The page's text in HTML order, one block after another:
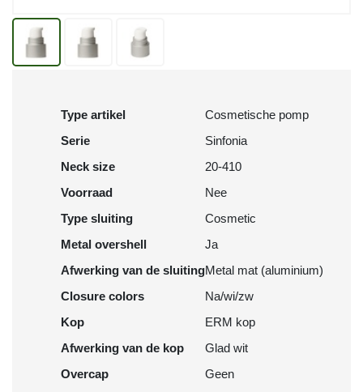
Type artikel
Cosmetische pomp
Serie
Sinfonia
Neck size
20-410
Voorraad
Nee
Type sluiting
Cosmetic
Metal overshell
Ja
Afwerking van de sluitingMetal mat (aluminium)
Closure colors
Na/wi/zw
Kop
ERM kop
Afwerking van de kop
Glad wit
Overcap
Geen